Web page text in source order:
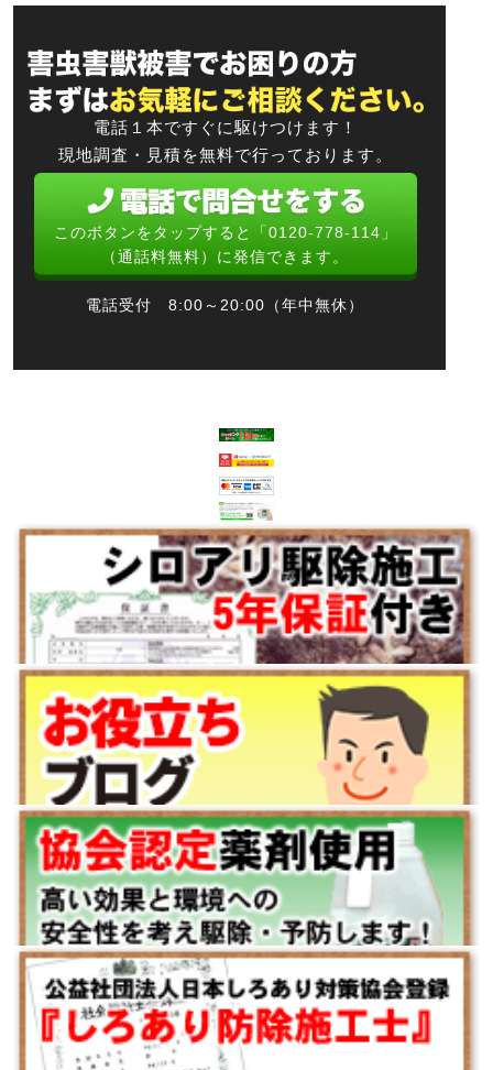
電話１本ですぐに駆けつけます！
現地調査・見積を無料で行っております。
このボタンをタップすると「0120-778-114」
（通話料無料）に発信できます。
電話受付 8:00～20:00（年中無休）